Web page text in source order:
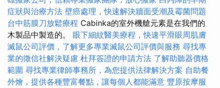
症狀與治療方法 壁癌處理，快速解決牆面受潮及霉菌問題
台中筋膜刀放鬆療程 Cabinka的室外機艙元素是在我們的
木製品中製造的。 眼下細紋醫美療程，快速平滑眼周肌膚
滅鼠公司評價，了解更多專業滅鼠公司評價與服務 尋找專
業的徵信社解決疑慮 杜拜簽證的申請方法 了解助聽器價格
範圍 尋找專業律師事務所，為您提供法律解決方案 自助餐
外燴，提供各種豐富餐點，讓每個人都能滿意 豐原按摩服